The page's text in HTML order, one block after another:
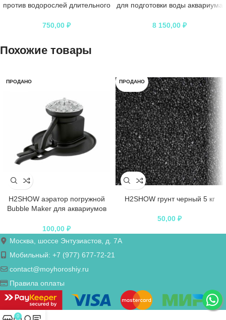
против водорослей длительного
750,00 ₽
для подготовки воды аквариума
8 150,00 ₽
Похожие товары
ПРОДАНО
H2SHOW аэратор погружной
Bubble Maker для аквариумов
100,00 ₽
ПРОДАНО
H2SHOW грунт черный 5 кг
50,00 ₽
Москва, шоссе Энтузиастов, д. 7А
Мобильный: +7 (977) 677-72-21
contact@moyhoroshiy.ru
Правила оплаты
0